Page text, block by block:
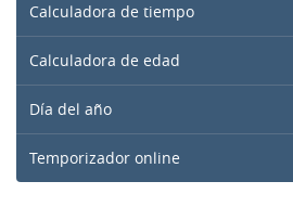
Calculadora de tiempo
Calculadora de edad
Día del año
Temporizador online